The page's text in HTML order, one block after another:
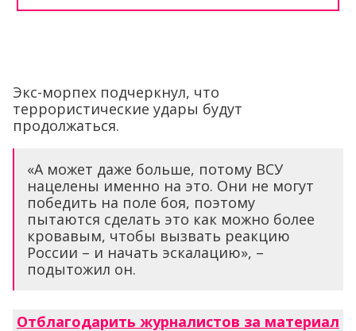
Экс-морпех подчеркнул, что
террористические удары будут
продолжаться.
«А может даже больше, потому ВСУ
нацелены именно на это. Они не могут
победить на поле боя, поэтому
пытаются сделать это как можно более
кровавым, чтобы вызвать реакцию
России – и начать эскалацию», –
подытожил он.
Отблагодарить журналистов за материал